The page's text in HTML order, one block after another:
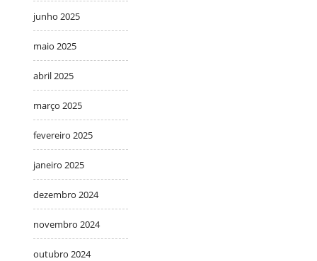
junho 2025
maio 2025
abril 2025
março 2025
fevereiro 2025
janeiro 2025
dezembro 2024
novembro 2024
outubro 2024